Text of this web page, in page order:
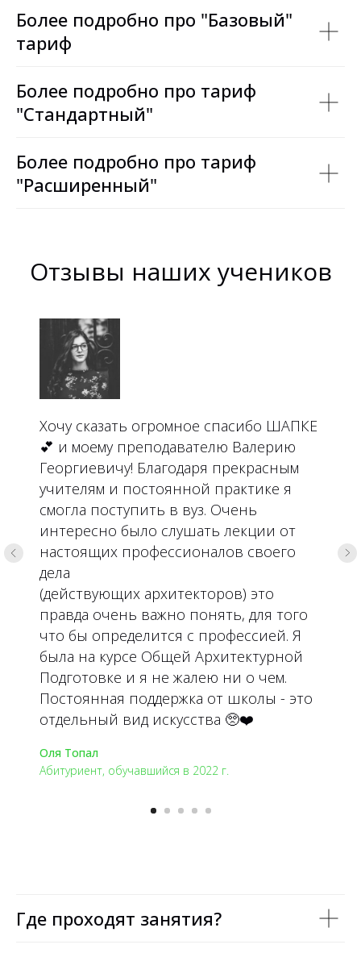
Более подробно про "Базовый"
тариф
Более подробно про тариф
"Стандартный"
Более подробно про тариф
"Расширенный"
Отзывы наших учеников
Хочу сказать огромное спасибо ШАПКЕ
💕 и моему преподавателю Валерию
Георгиевичу! Благодаря прекрасным
учителям и постоянной практике я
смогла поступить в вуз. Очень
интересно было слушать лекции от
настоящих профессионалов своего
дела
(действующих архитекторов) это
правда очень важно понять, для того
что бы определится с профессией. Я
была на курсе Общей Архитектурной
Подготовке и я не жалею ни о чем.
Постоянная поддержка от школы - это
отдельный вид искусства 🥺❤️
Оля Топал
Абитуриент, обучавшийся в 2022 г.
Где проходят занятия?